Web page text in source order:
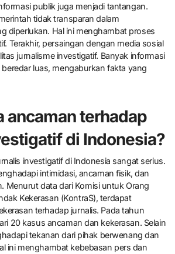
publik juga menjadi tantangan.
tidak transparan dalam
diperlukan. Hal ini menghambat proses
Terakhir, persaingan dengan media sosial
jurnalisme investigatif. Banyak informasi
luas, mengaburkan fakta yang
ancaman terhadap
di Indonesia?
investigatif di Indonesia sangat serius.
intimidasi, ancaman fisik, dan
Menurut data dari Komisi untuk Orang
Kekerasan (KontraS), terdapat
terhadap jurnalis. Pada tahun
20 kasus ancaman dan kekerasan. Selain
tekanan dari pihak berwenang dan
ini menghambat kebebasan pers dan